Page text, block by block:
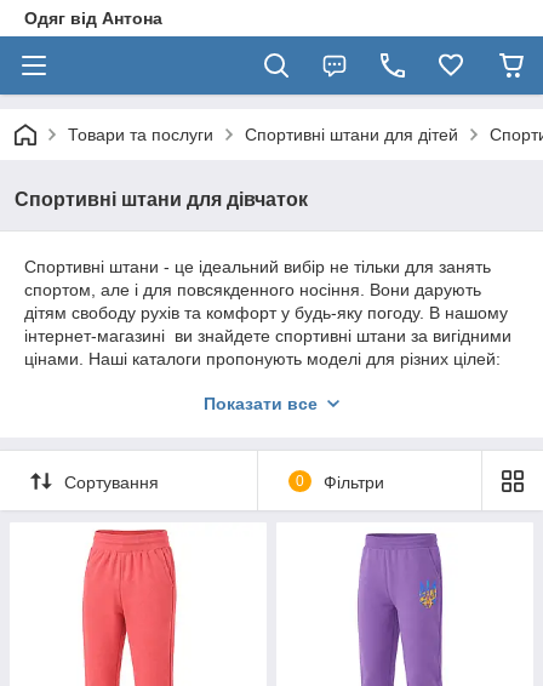
Одяг від Антона
Товари та послуги Спортивні штани для дітей
Спортивні штани для дівчаток
Спортивні штани - це ідеальний вибір не тільки для занять
спортом, але і для повсякденного носіння. Вони дарують
дітям свободу рухів та комфорт у будь-яку погоду. В нашому
інтернет-магазині ви знайдете спортивні штани за вигідними
цінами. Наші каталоги пропонують моделі для різних цілей:
приміщенні, так і на вулиці.Детальніше: https://ot-
Показати все
Сортування 0 Фільтри